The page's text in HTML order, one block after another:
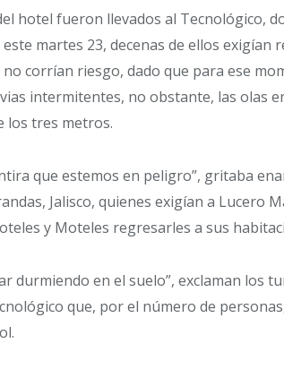
hotel fueron llevados al Tecnológico,
martes 23, decenas de ellos exigían
corrían riesgo, dado que para ese
intermitentes, no obstante, las olas
los tres metros.
que estemos en peligro”, gritaba
Jalisco, quienes exigían a Lucero
y Moteles regresarles a sus
durmiendo en el suelo”, exclaman los
que, por el número de